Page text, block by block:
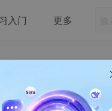
入门 更多
来之战